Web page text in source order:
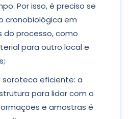
Por isso, é preciso se
cronobiológica em
do processo, como
para outro local e
eficiente: a
para lidar com o
e amostras é